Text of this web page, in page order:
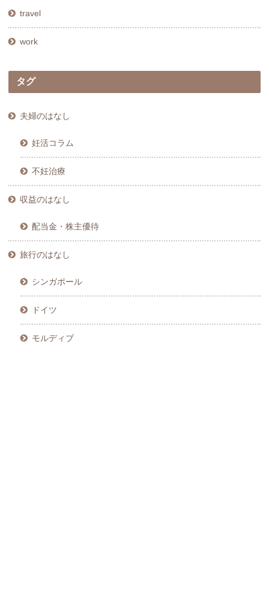
travel
work
タグ
夫婦のはなし
妊活コラム
不妊治療
収益のはなし
配当金・株主優待
旅行のはなし
シンガポール
ドイツ
モルディブ